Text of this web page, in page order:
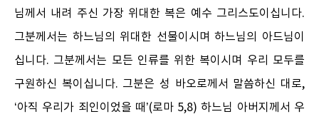
님께서 내려 주신 가장 위대한 복은 예수 그리스도이십니다.
그분께서는 하느님의 위대한 선물이시며 하느님의 아드님이
십니다. 그분께서는 모든 인류를 위한 복이시며 우리 모두를
구원하신 복이십니다. 그분은 성 바오로께서 말씀하신 대로,
‘아직 우리가 죄인이었을 때’(로마 5,8) 하느님 아버지께서 우